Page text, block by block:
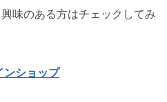
味のある方はチェックしてみ
ンショップ